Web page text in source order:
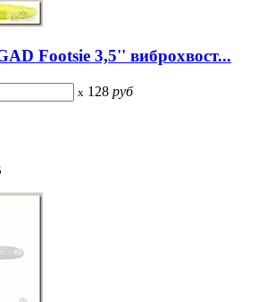
Footsie 3,5'' виброхвост...
x 128 руб